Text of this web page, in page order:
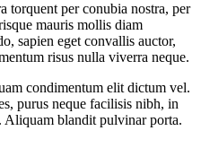
torquent per conubia nostra, per
mauris mollis diam
sapien eget convallis auctor,
risus nulla viverra neque.
condimentum elit dictum vel.
purus neque facilisis nibh, in
Aliquam blandit pulvinar porta.